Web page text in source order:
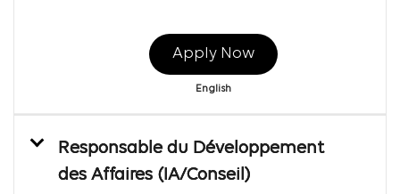
Apply Now
English
Responsable du Développement
des Affaires (IA/Conseil)